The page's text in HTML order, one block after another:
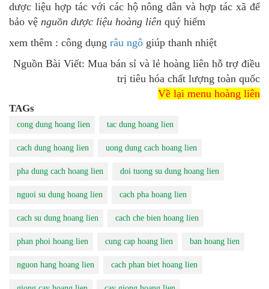
dược liệu hợp tác với các hộ nông dân và hợp tác xã để
bảo vệ nguồn dược liệu hoàng liên quý hiếm
xem thêm : công dụng râu ngô giúp thanh nhiệt
Nguồn Bài Viết: Mua bán sỉ và lẻ hoàng liên hỗ trợ điều
trị tiêu hóa chất lượng toàn quốc
Về lại menu hoàng liên
TAGs
cong dung hoang lien tac dung hoang lien
cach dung hoang lien uong dung cach hoang lien
pha dung cach hoang lien doi tuong su dung hoang lien
nguoi su dung hoang lien cach pha hoang lien
cach su dung hoang lien cach che bien hoang lien
phan phoi hoang lien cung cap hoang lien ban hoang lien
nguon hang hoang lien cach phan biet hoang lien